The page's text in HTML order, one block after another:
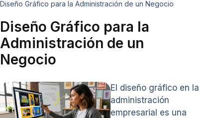
Diseño Gráfico para la Administración de un Negocio
Diseño Gráfico para la
Administración de un
Negocio
El diseño gráfico en la
administración
empresarial es una